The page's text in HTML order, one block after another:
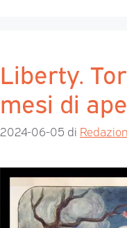
Liberty.
mesi di
2024-06-05 di